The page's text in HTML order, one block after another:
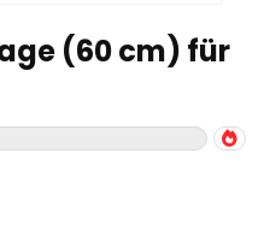
(60 cm) für